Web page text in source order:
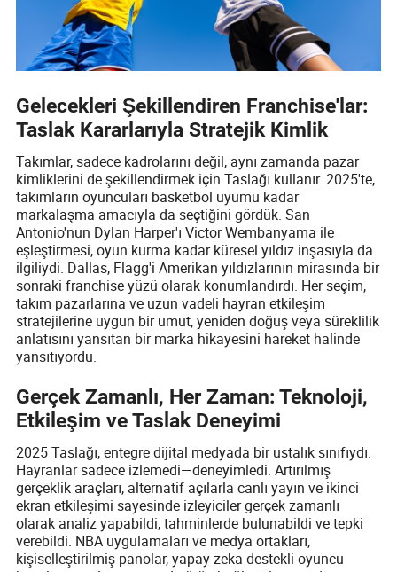
Gelecekleri Şekillendiren Franchise'lar:
Taslak Kararlarıyla Stratejik Kimlik
Takımlar, sadece kadrolarını değil, aynı zamanda pazar
kimliklerini de şekillendirmek için Taslağı kullanır. 2025'te,
takımların oyuncuları basketbol uyumu kadar
markalaşma amacıyla da seçtiğini gördük. San
Antonio'nun Dylan Harper'ı Victor Wembanyama ile
eşleştirmesi, oyun kurma kadar küresel yıldız inşasıyla da
ilgiliydi. Dallas, Flagg'i Amerikan yıldızlarının mirasında bir
sonraki franchise yüzü olarak konumlandırdı. Her seçim,
takım pazarlarına ve uzun vadeli hayran etkileşim
stratejilerine uygun bir umut, yeniden doğuş veya süreklilik
anlatısını yansıtan bir marka hikayesini hareket halinde
yansıtıyordu.
Gerçek Zamanlı, Her Zaman: Teknoloji,
Etkileşim ve Taslak Deneyimi
2025 Taslağı, entegre dijital medyada bir ustalık sınıfıydı.
Hayranlar sadece izlemedi—deneyimledi. Artırılmış
gerçeklik araçları, alternatif açılarla canlı yayın ve ikinci
ekran etkileşimi sayesinde izleyiciler gerçek zamanlı
olarak analiz yapabildi, tahminlerde bulunabildi ve tepki
verebildi. NBA uygulamaları ve medya ortakları,
kişiselleştirilmiş panolar, yapay zeka destekli oyuncu